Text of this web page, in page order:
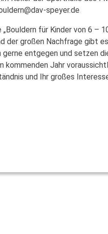
speyer.de
für Kinder von 6 –
der großen Nachfrage gibt
entgegen und setzen
kommenden Jahr
und Ihr großes